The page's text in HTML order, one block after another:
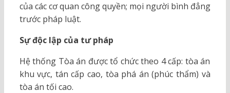
của các cơ quan công quyền; mọi người bình đẳng
trước pháp luật.
Sự độc lập của tư pháp
Hệ thống Tòa án được tổ chức theo 4 cấp: tòa án
khu vực, tán cấp cao, tòa phá án (phúc thẩm) và
tòa án tối cao.